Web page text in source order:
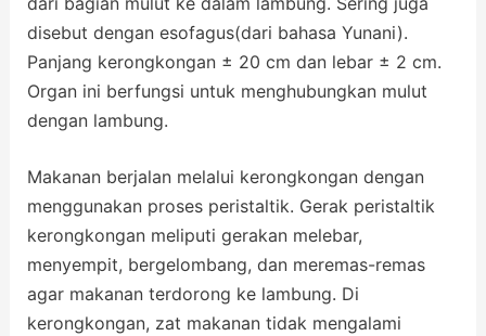
disebut dengan esofagus(dari bahasa Yunani).
Panjang kerongkongan ± 20 cm dan lebar ± 2 cm.
Organ ini berfungsi untuk menghubungkan mulut
dengan lambung.
Makanan berjalan melalui kerongkongan dengan
menggunakan proses peristaltik. Gerak peristaltik
kerongkongan meliputi gerakan melebar,
menyempit, bergelombang, dan meremas-remas
agar makanan terdorong ke lambung. Di
kerongkongan, zat makanan tidak mengalami